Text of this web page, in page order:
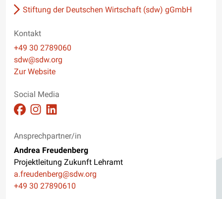
Stiftung der Deutschen Wirtschaft (sdw) gGmbH
Kontakt
Telefon
+49 30 2789060
E-Mail
sdw@sdw.org
Website
Zur Website
Social Media
Auftritt auf Facebook ansehen
Auftritt auf Instagram ansehen
Auftritt auf Linkedin ansehen
Ansprechpartner/in
Andrea Freudenberg
Projektleitung Zukunft Lehramt
E-Mail
a.freudenberg@sdw.org
Telefon
+49 30 27890610